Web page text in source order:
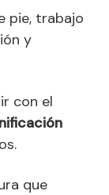
pie, trabajo
y
con el
que